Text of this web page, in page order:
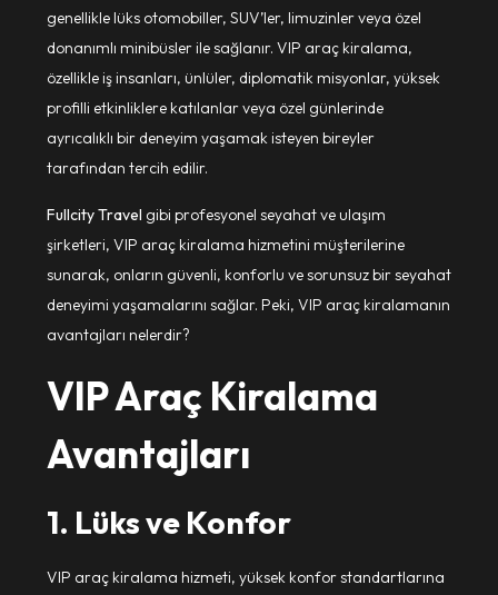
genellikle lüks otomobiller, SUV’ler, limuzinler veya özel
donanımlı minibüsler ile sağlanır. VIP araç kiralama,
özellikle iş insanları, ünlüler, diplomatik misyonlar, yüksek
profilli etkinliklere katılanlar veya özel günlerinde
ayrıcalıklı bir deneyim yaşamak isteyen bireyler
tarafından tercih edilir.
Fullcity Travel gibi profesyonel seyahat ve ulaşım
şirketleri, VIP araç kiralama hizmetini müşterilerine
sunarak, onların güvenli, konforlu ve sorunsuz bir seyahat
deneyimi yaşamalarını sağlar. Peki, VIP araç kiralamanın
avantajları nelerdir?
VIP Araç Kiralama
Avantajları
1. Lüks ve Konfor
VIP araç kiralama hizmeti, yüksek konfor standartlarına